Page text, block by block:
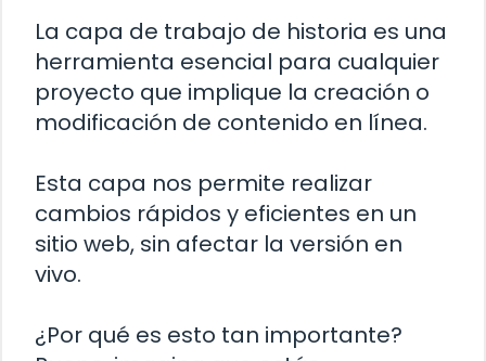
La capa de trabajo de historia es una
herramienta esencial para cualquier
proyecto que implique la creación o
modificación de contenido en línea.
Esta capa nos permite realizar
cambios rápidos y eficientes en un
sitio web, sin afectar la versión en
vivo.
¿Por qué es esto tan importante?